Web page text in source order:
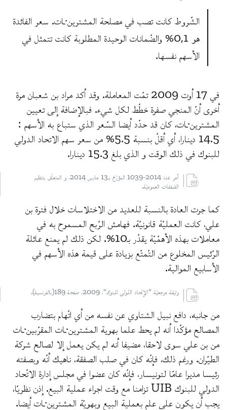
الشّروط كانت تصب في مصلحة المشترين·ـات. سعر الفائدة
هو 0,1% والضّمانات الوحيدة المطلوبة كانت تتمثل في
الأسهم نفسها.
في 17 أوت 2009 تمّت المعاملة. وقد أكد مراد بن شعبان مرة
أخرى أنّ المنجي صفرة خطّط لكل شيء. فبالإضافة إلى تعيين
المشترين·ـات، كان قد حدّد أيضا السّعر الذي ستباع به الأسهم :
14.5 دينارا، أي أقلّ بنسبة 5.5% من سعر سهم الاتحاد الدولي
للبنوك في ذلك الوقت و الذي بلغ 15.3 دينارا.
أمر عدد 2014-1039 المؤرّخ بـ13 مارس 2014، و المتعلّق بتنظيم
الصّفقات العموميّة.
كما جرت العادة بالنسبة للعديد من الاختلاسات خلال فترة بن
علي، كانت العمليّة قانونيّة. فهامش الرّبح المسموح به في
معاملات بهذه الأهمّيّة يقدّر بـ10%. لكن ذلك لم يمنع عائلة
الرّئيس المخلوع من التّمتّع بزيادة على قيمة هذه الأسهم في
الأسابيع الموالية.
وثيقة مرجعيّة "الإتّحاد الدّولي للبنوك"، 2009، صفحة 189(بالفرنسية).
من جانبه، دافع نبيل الشتاوي عن نفسه من أي اتّهام بتضارب
المصالح مؤكّدا أنه لم يحط علما بهوية المشترين·ـات المقرّبين·ـات
من بن علي سوى لاحقا، مضيفا أنه لم يكن يعمل إلا لصالح شركة
الطيّران. ورغم ذلك، فإنّه كان في صلب الصفقة، ناهيك أنّه وبصفته
رئيسا مديرا عامّا لتونيسار، فإنّه كان عضوا في مجلس إدارة الاتّحاد
الدولي للبنوك UIB تزامنا مع وقت اجراء عملية البيع. إذن نظريّا،
يجب أن يكون على علم بعملية البيع وبهويّة المشترين·ـات أيضا.